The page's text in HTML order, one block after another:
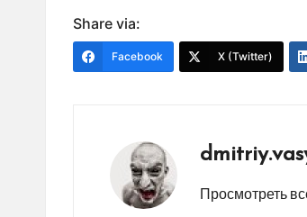
Share via:
Facebook X (Twitter)
Просмотреть